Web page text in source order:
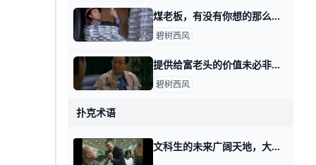
煤老板，有没有你想的那么嗨？ 那天我写，这年头该怎么赚钱时，有个读者留言说，他好想听听煤老板的故事。 在他的理解当中，煤老板是个很爽的群体，就是导演们感慨的，昔日的黄金时代
碧树西风
提供给富老头的价值未必非得是你自己身上的 那天我写这年头该怎么赚钱时，有个在美国工作的，副业做一对一家教的读者问，怎么打开富老头的圈子。 我说终归得提供价值，对方看得上的价值。 有其他读
碧树西风
扑克术语
文科生的未来广阔天地，大有可为？ 那天我在新周期的第一个话题里面提到未来多数人的职业是销售。 有个读者看了之后留言说，某个刚被放出来的网红名师，也一改此前针对文科生，说文科生都